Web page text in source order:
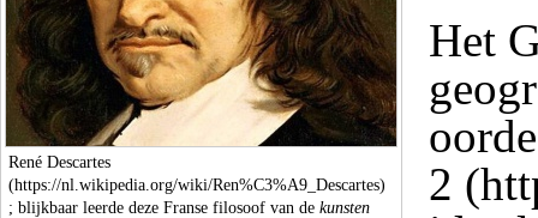
René Descartes
; blijkbaar leerde deze Franse filosoof van de kunsten
Het
2